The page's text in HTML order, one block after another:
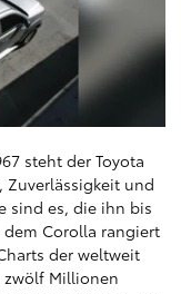
steht der Toyota
und
sind es, die ihn bis
Corolla rangiert
der weltweit
zwölf Millionen